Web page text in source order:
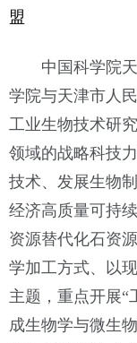
盟
中国科学院
学院与天津市人
工业生物技术研
领域的战略科技
技术、发展生物
经济高质量可持
资源替代化石资
学加工方式、以
主题，重点开展“
成生物学与微生